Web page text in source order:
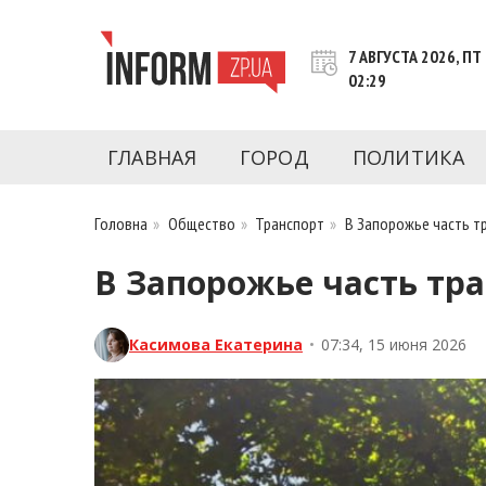
INFORM.ZP.UA – это информационный
последние новости Запорожья и
7 АВГУСТА 2026, ПТ
02:29
ГЛАВНАЯ ГОРОД ПОЛИТИКА
Головна » Общество » Транспорт » В Запорожье часть
В Запорожье часть
Касимова Екатерина • 07:34, 15 июня 2026